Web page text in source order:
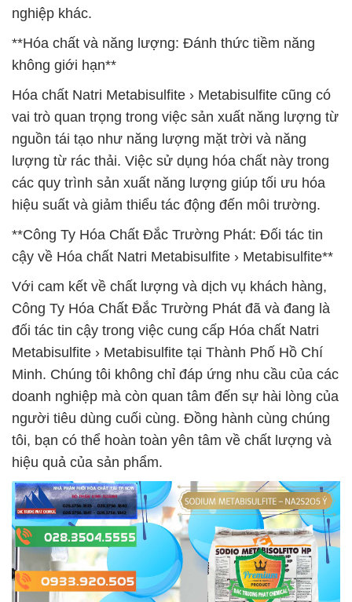
nghiệp khác.
**Hóa chất và năng lượng: Đánh thức tiềm năng
không giới hạn**
Hóa chất Natri Metabisulfite › Metabisulfite cũng có
vai trò quan trọng trong việc sản xuất năng lượng từ
nguồn tái tạo như năng lượng mặt trời và năng
lượng từ rác thải. Việc sử dụng hóa chất này trong
các quy trình sản xuất năng lượng giúp tối ưu hóa
hiệu suất và giảm thiểu tác động đến môi trường.
**Công Ty Hóa Chất Đắc Trường Phát: Đối tác tin
cậy về Hóa chất Natri Metabisulfite › Metabisulfite**
Với cam kết về chất lượng và dịch vụ khách hàng,
Công Ty Hóa Chất Đắc Trường Phát đã và đang là
đối tác tin cậy trong việc cung cấp Hóa chất Natri
Metabisulfite › Metabisulfite tại Thành Phố Hồ Chí
Minh. Chúng tôi không chỉ đáp ứng nhu cầu của các
doanh nghiệp mà còn quan tâm đến sự hài lòng của
người tiêu dùng cuối cùng. Đồng hành cùng chúng
tôi, bạn có thể hoàn toàn yên tâm về chất lượng và
hiệu quả của sản phẩm.